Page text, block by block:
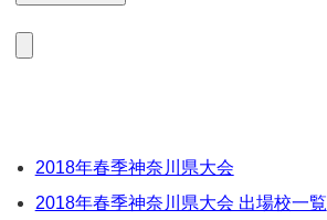
2018年春季神奈川県大会
2018年春季神奈川県大会 出場校一覧